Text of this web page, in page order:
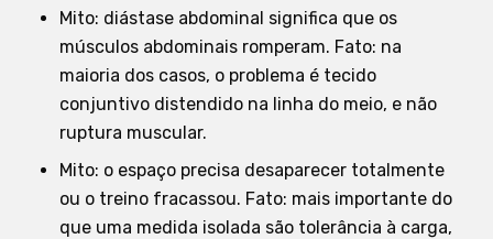
Mito: diástase abdominal significa que os
músculos abdominais romperam. Fato: na
maioria dos casos, o problema é tecido
conjuntivo distendido na linha do meio, e não
ruptura muscular.
Mito: o espaço precisa desaparecer totalmente
ou o treino fracassou. Fato: mais importante do
que uma medida isolada são tolerância à carga,